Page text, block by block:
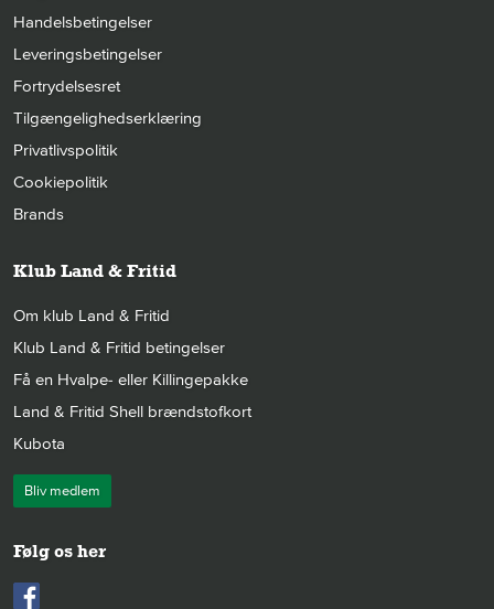
Handelsbetingelser
Leveringsbetingelser
Fortrydelsesret
Tilgængelighedserklæring
Privatlivspolitik
Cookiepolitik
Brands
Klub Land & Fritid
Om klub Land & Fritid
Klub Land & Fritid betingelser
Få en Hvalpe- eller Killingepakke
Land & Fritid Shell brændstofkort
Kubota
Bliv medlem
Følg os her